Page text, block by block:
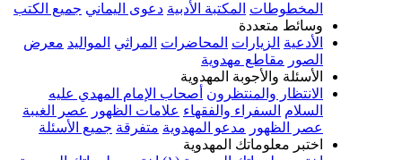
المخطوطات المكتبة الأدبية دعوى اليماني جميع الكتب
وسائط متعددة
الأدعية الزيارات المحاضرات المراثي المواليد معرض
الصور مقاطع مهدوية
الأسئلة والأجوبة المهدوية
الانتظار والمنتظرون أصحاب الإمام المهدي عليه
السلام السفراء والفقهاء علامات الظهور
عصر الغيبة
عصر الظهور مدعو المهدوية متفرقة جميع الأسئلة
اختبر معلوماتك المهدوية